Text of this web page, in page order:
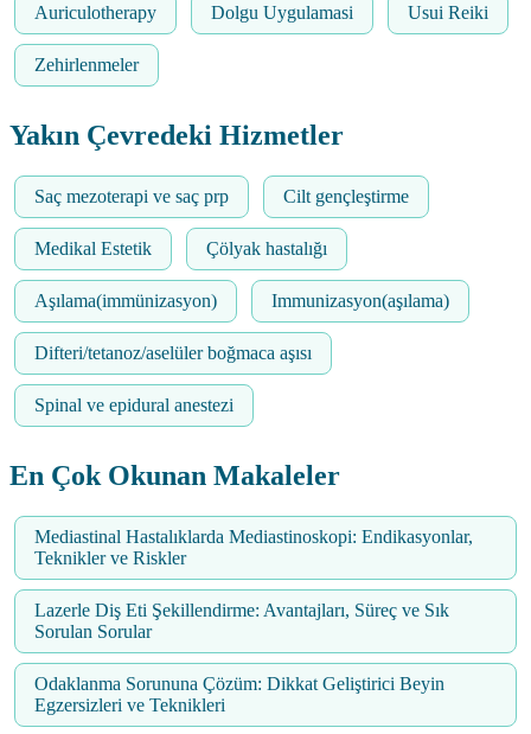
Auriculotherapy Dolgu Uygulamasi Usui Reiki
Zehirlenmeler
Yakın Çevredeki Hizmetler
Saç mezoterapi ve saç prp Cilt gençleştirme
Medikal Estetik Çölyak hastalığı
Aşılama(immünizasyon) Immunizasyon(aşılama)
Difteri/tetanoz/aselüler boğmaca aşısı
Spinal ve epidural anestezi
En Çok Okunan Makaleler
Mediastinal Hastalıklarda Mediastinoskopi: Endikasyonlar,
Teknikler ve Riskler
Lazerle Diş Eti Şekillendirme: Avantajları, Süreç ve Sık
Sorulan Sorular
Odaklanma Sorununa Çözüm: Dikkat Geliştirici Beyin
Egzersizleri ve Teknikleri